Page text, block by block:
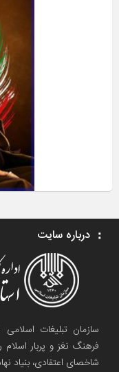
درباره سایت
سازمان تبلیغات
فرهنگ نغز و پربار
شاخصای اعتقادی، بنیاد